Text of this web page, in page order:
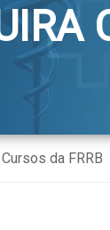
da FRRB